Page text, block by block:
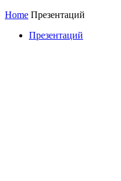
Home Презентаций
Презентаций